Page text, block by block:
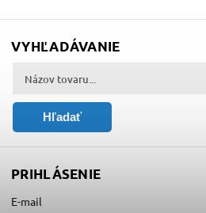
VYHĽADÁVANIE
Hľadať
PRIHLÁSENIE
E-mail